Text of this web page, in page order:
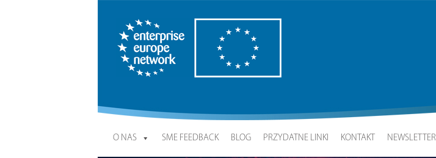
Enterprise Europe Network
O NAS SME FEEDBACK BLOG PRZYDATNE LINKI KONTAKT NEWSLETTER